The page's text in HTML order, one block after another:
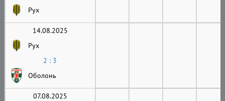
Рух
14.08.2025
Рух
2 : 3
Оболонь
07.08.2025